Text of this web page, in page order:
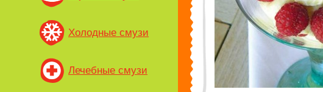
Холодные смузи
Лечебные смузи